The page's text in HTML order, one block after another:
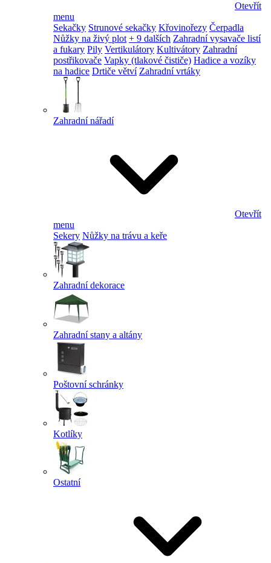
Otevřít
menu
Sekačky Strunové sekačky Křovinořezy Čerpadla
Nůžky na živý plot + 9 dalších Zahradní vysavače listí
a fukary Pily Vertikulátory Kultivátory Zahradní
postřikovače Vapky (tlakové čističe) Hadice a vozíky
na hadice Drtiče větví Zahradní vrtáky
Zahradní nářadí
Otevřít
menu
Sekery Nůžky na trávu a keře
Zahradní dekorace
Zahradní stany a altány
Poštovní schránky
Kotlíky
Ostatní